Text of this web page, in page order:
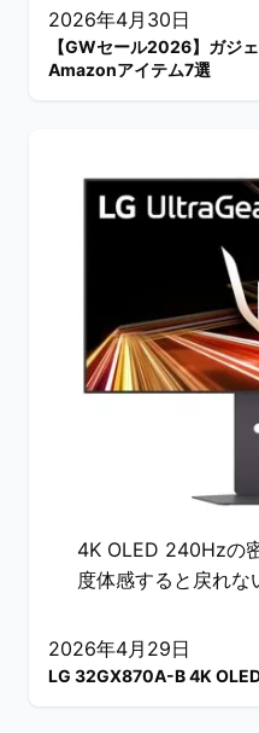
2026年4月30日
【GWセール2026】ガジ
Amazonアイテム7選
4K OLED 240Hzの
度体感すると戻れな
2026年4月29日
LG 32GX870A-B 4K